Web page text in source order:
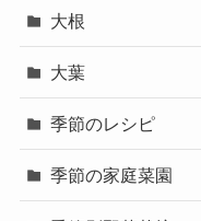
大根
大葉
季節のレシピ
季節の家庭菜園